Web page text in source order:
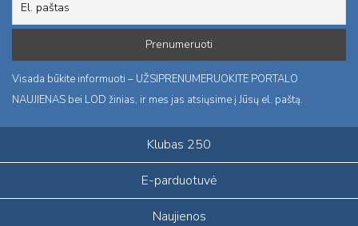
Visada būkite informuoti – UŽSIPRENUMERUOKITE PORTALO
NAUJIENAS bei LOD žinias, ir mes jas atsiųsime į Jūsų el. paštą.
Klubas 250
E-parduotuvė
Naujienos